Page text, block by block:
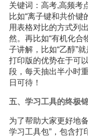
关键词：高考,高频考
比如“离子键和共价键
用表格对比的方式列
然。再比如“有机化合
子讲解，比如“乙醇”
打印版的优势在于可
段，每天抽出半小时
日可待！
五、 学习工具的终极
为了帮助大家更好地
学习工具包”，包含打